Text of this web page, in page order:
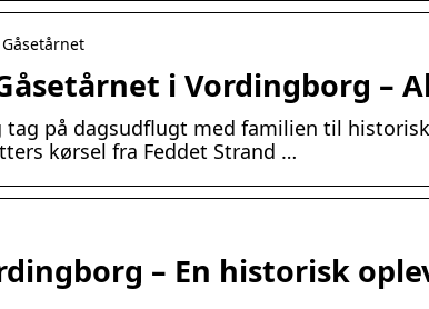
i Vordingborg –
tag på dagsudflugt med familien til
kørsel fra Feddet Strand …
– En historisk